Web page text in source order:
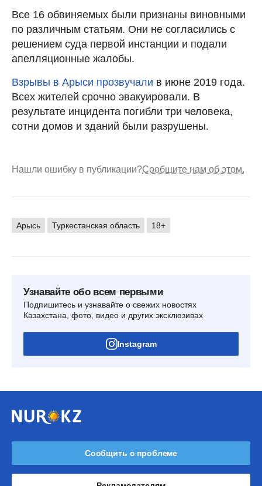
Все 16 обвиняемых были признаны виновными
по различным статьям. Они не согласились с
решением суда первой инстанции и подали
апелляционные жалобы.
Взрывы в Арыси прозвучали в июне 2019 года.
Всех жителей срочно эвакуировали. В
результате инцидента погибли три человека,
сотни домов и зданий были разрушены.
Нашли ошибку в публикации?Сообщите нам об этом.
Арысь Туркестанская область 18+
Узнавайте обо всем первыми
Подпишитесь и узнавайте о свежих новостях
Казахстана, фото, видео и других эксклюзивах
Instagram
Сообщить о проблеме